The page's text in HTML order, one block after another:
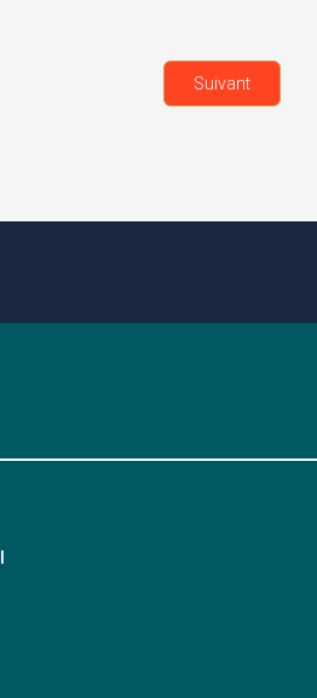
Suivant